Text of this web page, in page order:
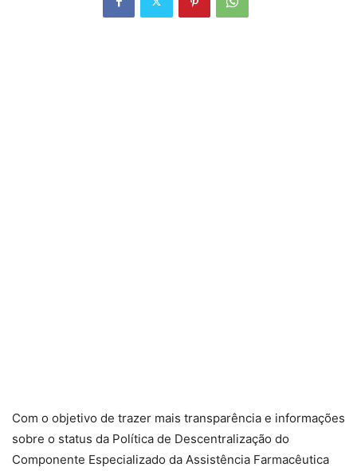
Com o objetivo de trazer mais transparência e informações
sobre o status da Política de Descentralização do
Componente Especializado da Assistência Farmacêutica